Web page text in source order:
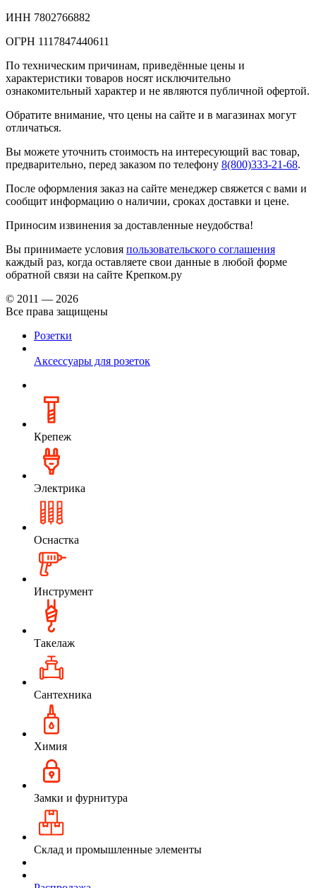
ИНН 7802766882
ОГРН 1117847440611
По техническим причинам, приведённые цены и
характеристики товаров носят исключительно
ознакомительный характер и не являются публичной офертой.
Обратите внимание, что цены на сайте и в магазинах могут
отличаться.
Вы можете уточнить стоимость на интересующий вас товар,
предварительно, перед заказом по телефону 8(800)333-21-68.
После оформления заказ на сайте менеджер свяжется с вами и
сообщит информацию о наличии, сроках доставки и цене.
Приносим извинения за доставленные неудобства!
Вы принимаете условия пользовательского соглашения
каждый раз, когда оставляете свои данные в любой форме
обратной связи на сайте Крепком.ру
© 2011 — 2026
Все права защищены
Розетки
Аксессуары для розеток
Крепеж
Электрика
Оснастка
Инструмент
Такелаж
Сантехника
Химия
Замки и фурнитура
Склад и промышленные элементы